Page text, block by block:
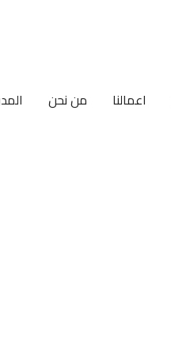
اعمالنا من نحن